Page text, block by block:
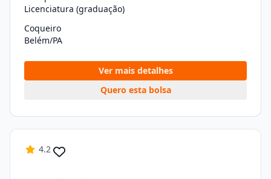
Licenciatura (graduação)
Coqueiro
Belém/PA
Ver mais detalhes
Quero esta bolsa
4.2